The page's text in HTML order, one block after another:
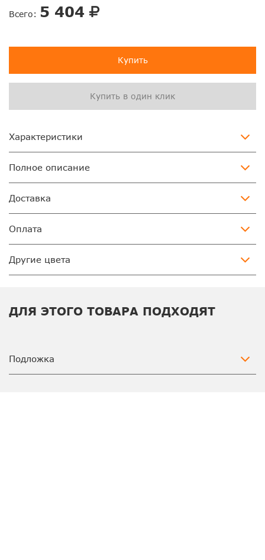
Всего: 5 404
Купить
Купить в один клик
Характеристики
Полное описание
Доставка
Оплата
Другие цвета
ДЛЯ ЭТОГО ТОВАРА ПОДХОДЯТ
Подложка